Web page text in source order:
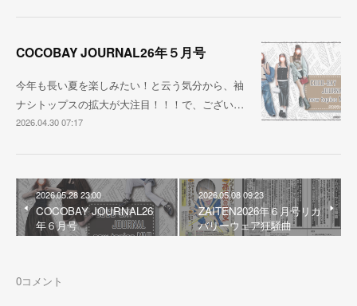
COCOBAY JOURNAL26年５月号
今年も長い夏を楽しみたい！と云う気分から、袖
ナシトップスの拡大が大注目！！！で、ござい…
2026.04.30 07:17
2026.05.28 23:00
COCOBAY JOURNAL26
年６月号
2026.05.08 09:23
ZAITEN2026年６月号リカ
バリーウェア狂騒曲
0コメント